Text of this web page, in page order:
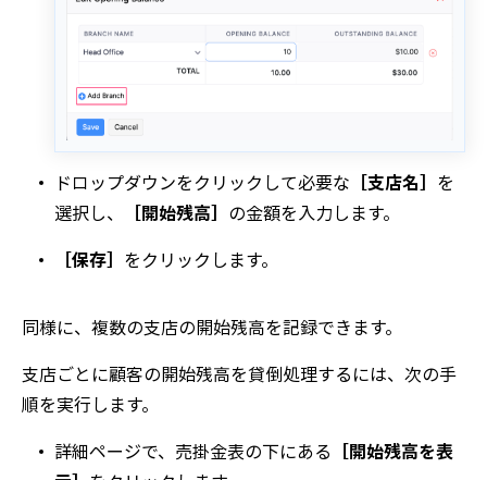
ドロップダウンをクリックして必要な ［支店名］ を
選択し、
［開始残高］ の金額を入力します。
［保存］ をクリックします。
同様に、複数の支店の開始残高を記録できます。
支店ごとに顧客の開始残高を貸倒処理するには、次の手
順を実行します。
詳細ページで、 売掛金表の下にある ［開始残高を表